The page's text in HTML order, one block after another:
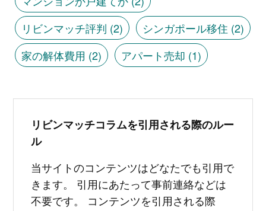
リビンマッチ評判 (2) シンガポール移住 (2)
家の解体費用 (2) アパート売却 (1)
リビンマッチコラムを引用される際のルー
ル
当サイトのコンテンツはどなたでも引用で
きます。 引用にあたって事前連絡などは
不要です。 コンテンツを引用される際